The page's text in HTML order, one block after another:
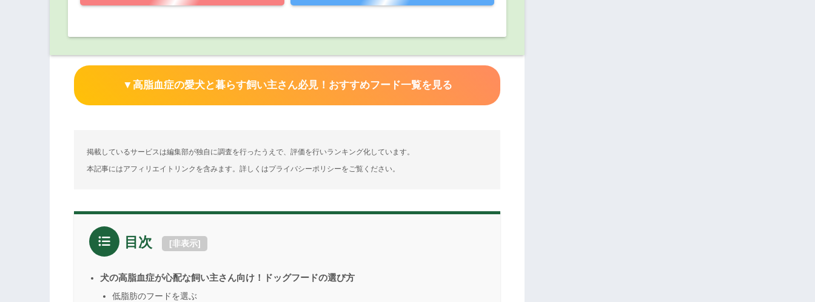
▼高脂血症の愛犬と暮らす飼い主さん必見！おすすめフード一覧を見る
掲載しているサービスは編集部が独自に調査を行ったうえで、評価を行いランキング化しています。
本記事にはアフィリエイトリンクを含みます。詳しくはプライバシーポリシーをご覧ください。
目次 [非表示]
犬の高脂血症が心配な飼い主さん向け！ドッグフードの選び方
低脂肪のフードを選ぶ